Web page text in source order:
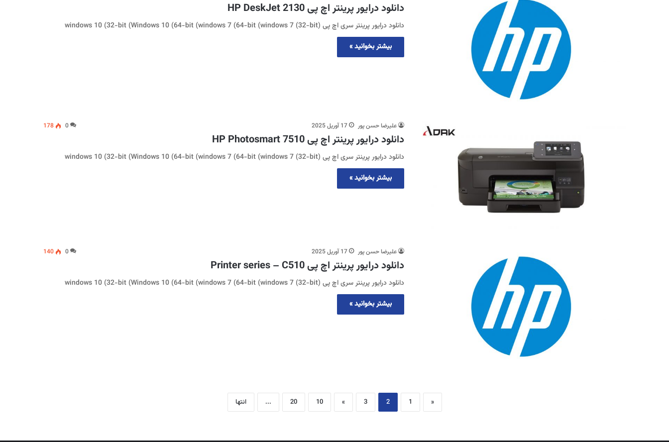
دانلود درایور پرینتر اچ پی HP DeskJet 2130
دانلود درایور پرینتر سری اچ پی (windows 10 (32-bit (Windows 10 (64-bit (windows 7 (64-bit (windows 7 (32-bit
بیشتر بخوانید »
علیرضا حسن پور 17 آوریل 2025 0
178
دانلود درایور پرینتر اچ پی HP Photosmart 7510
دانلود درایور پرینتر سری اچ پی (windows 10 (32-bit (Windows 10 (64-bit (windows 7 (64-bit (windows 7 (32-bit
بیشتر بخوانید »
علیرضا حسن پور 17 آوریل 2025 0
140
دانلود درایور پرینتر اچ پی Printer series – C510
دانلود درایور پرینتر سری اچ پی (windows 10 (32-bit (Windows 10 (64-bit (windows 7 (64-bit (windows 7 (32-bit
بیشتر بخوانید »
«
1
2
3
»
10
20
... انتها